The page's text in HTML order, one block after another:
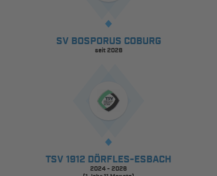
SV BOSPORUS COBURG
seit 2026
TSV 1912 DÖRFLES-ESBACH
2024 - 2026